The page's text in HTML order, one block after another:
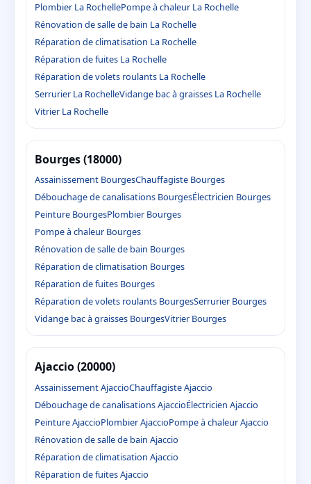
Plombier La RochellePompe à chaleur La Rochelle
Rénovation de salle de bain La Rochelle
Réparation de climatisation La Rochelle
Réparation de fuites La Rochelle
Réparation de volets roulants La Rochelle
Serrurier La RochelleVidange bac à graisses La Rochelle
Vitrier La Rochelle
Bourges (18000)
Assainissement BourgesChauffagiste Bourges
Débouchage de canalisations BourgesÉlectricien Bourges
Peinture BourgesPlombier Bourges
Pompe à chaleur Bourges
Rénovation de salle de bain Bourges
Réparation de climatisation Bourges
Réparation de fuites Bourges
Réparation de volets roulants BourgesSerrurier Bourges
Vidange bac à graisses BourgesVitrier Bourges
Ajaccio (20000)
Assainissement AjaccioChauffagiste Ajaccio
Débouchage de canalisations AjaccioÉlectricien Ajaccio
Peinture AjaccioPlombier AjaccioPompe à chaleur Ajaccio
Rénovation de salle de bain Ajaccio
Réparation de climatisation Ajaccio
Réparation de fuites Ajaccio